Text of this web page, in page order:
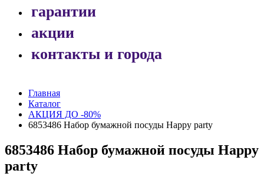
гарантии
акции
контакты и города
Главная
Каталог
АКЦИЯ ДО -80%
6853486 Набор бумажной посуды Happy party
6853486 Набор бумажной посуды Happy
party